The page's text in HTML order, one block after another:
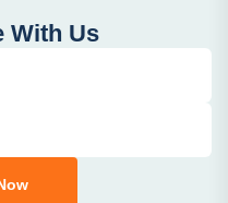
With Us